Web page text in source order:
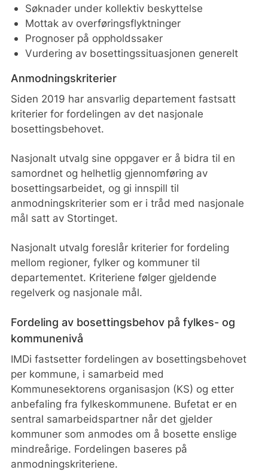
Søknader under kollektiv beskyttelse
Mottak av overføringsflyktninger
Prognoser på oppholdssaker
Vurdering av bosettingssituasjonen generelt
Anmodningskriterier
Siden 2019 har ansvarlig departement fastsatt
kriterier for fordelingen av det nasjonale
bosettingsbehovet.
Nasjonalt utvalg sine oppgaver er å bidra til en
samordnet og helhetlig gjennomføring av
bosettingsarbeidet, og gi innspill til
anmodningskriterier som er i tråd med nasjonale
mål satt av Stortinget.
Nasjonalt utvalg foreslår kriterier for fordeling
mellom regioner, fylker og kommuner til
departementet. Kriteriene følger gjeldende
regelverk og nasjonale mål.
Fordeling av bosettingsbehov på fylkes- og
kommunenivå
IMDi fastsetter fordelingen av bosettingsbehovet
per kommune, i samarbeid med
Kommunesektorens organisasjon (KS) og etter
anbefaling fra fylkeskommunene. Bufetat er en
sentral samarbeidspartner når det gjelder
kommuner som anmodes om å bosette enslige
mindreårige. Fordelingen baseres på
anmodningskriteriene.